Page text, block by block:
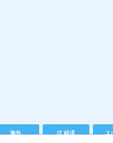
海外 IT 経済 ス